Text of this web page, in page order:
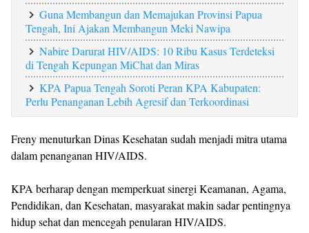
Guna Membangun dan Memajukan Provinsi Papua
Tengah, Ini Ajakan Membangun Meki Nawipa
Nabire Darurat HIV/AIDS: 10 Ribu Kasus Terdeteksi
di Tengah Kepungan MiChat dan Miras
KPA Papua Tengah Soroti Peran KPA Kabupaten:
Perlu Penanganan Lebih Agresif dan Terkoordinasi
Freny menuturkan Dinas Kesehatan sudah menjadi mitra utama
dalam penanganan HIV/AIDS.
KPA berharap dengan memperkuat sinergi Keamanan, Agama,
Pendidikan, dan Kesehatan, masyarakat makin sadar pentingnya
hidup sehat dan mencegah penularan HIV/AIDS.